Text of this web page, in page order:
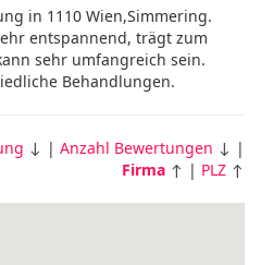
in 1110 Wien,Simmering.
entspannend, trägt zum
sehr umfangreich sein.
Behandlungen.
↓ | Anzahl Bewertungen ↓ |
Firma ↑ | PLZ ↑